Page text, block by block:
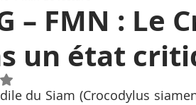
– FMN : Le
un état
NaN étoiles sur 5.
du Siam (Crocodylus